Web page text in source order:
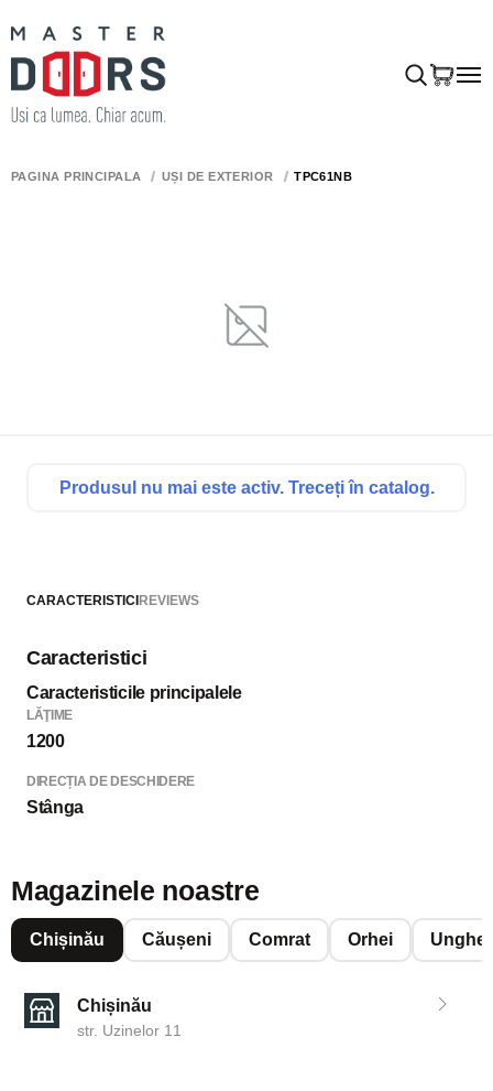
PAGINA PRINCIPALĂ UȘI DE EXTERIOR TPC61NB
Produsul nu mai este activ. Treceți în catalog.
CARACTERISTICI REVIEWS
Caracteristici
Caracteristicile principalele
LĂŢIME
1200
DIRECȚIA DE DESCHIDERE
Stânga
Magazinele noastre
Chișinău Căușeni Comrat Orhei
Chișinău
str. Uzinelor 11